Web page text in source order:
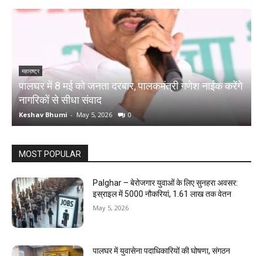
महाराष्ट्र
पालघर में 8 मई को जनता दरबार, पालकमंत्री गणेश नाईक करेंगे
नागरिकों से सीधा संवाद
Keshav Bhumi - May 5, 2026 0
MOST POPULAR
Palghar – बेरोजगार युवाओं के लिए सुनहरा अवसर:
इस्राइल में 5000 नौकरियां, ₹1.61 लाख तक वेतन
May 5, 2026
पालघर में युवासेना पदाधिकारियों की घोषणा, संगठन